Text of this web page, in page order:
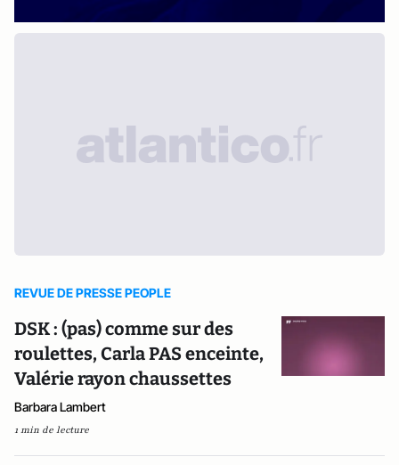
REVUE DE PRESSE PEOPLE
DSK : (pas) comme sur des
roulettes, Carla PAS enceinte,
Valérie rayon chaussettes
Barbara Lambert
1 min de lecture